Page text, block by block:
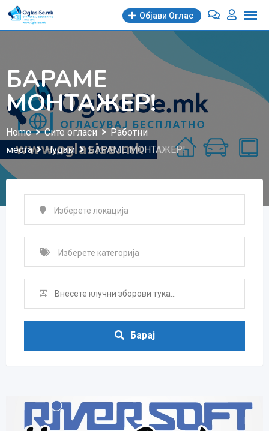
Skip
Објави Oглас
БАРАМЕ
МОНТАЖЕР!
Home Сите огласи
Работни
места
Нудам БАРАМЕ МОНТАЖЕР!
Барај